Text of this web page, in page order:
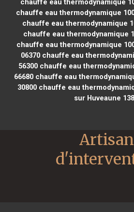
chauffe eau thermodynamique
chauffe eau thermodynamique
chauffe eau thermodynamique
chauffe eau thermodynamique
06370 chauffe eau
56300chauffe eau
66680 chauffe eau
30800chauffe eau
sur Huveaune
Artisan